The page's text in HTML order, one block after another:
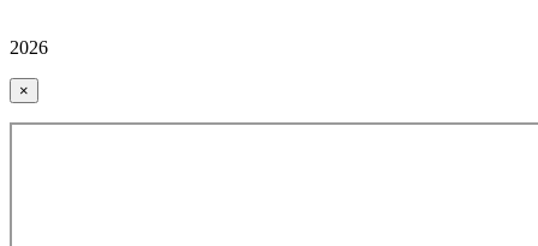
2026
×